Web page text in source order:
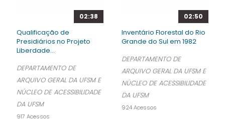
02:38
Qualificação de
Presidiários no Projeto
Liberdade...
DEPARTAMENTO DE
ARQUIVO GERAL DA UFSM E
NÚCLEO DE ACESSIBILIDADE
DA UFSM
917 Acessos
02:50
Inventário Florestal do Rio
Grande do Sul em 1982
DEPARTAMENTO DE
ARQUIVO GERAL DA UFSM E
NÚCLEO DE ACESSIBILIDADE
DA UFSM
924 Acessos